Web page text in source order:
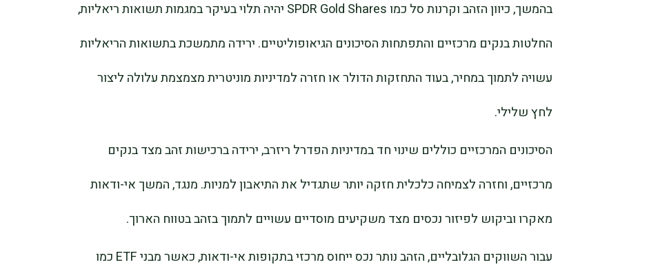
בהמשך, כיוון הזהב וקרנות סל כמו SPDR Gold Shares יהיה תלוי בעיקר במגמות תשואות ריאליות,
החלטות בנקים מרכזיים והתפתחות הסיכונים הגיאופוליטיים. ירידה מתמשכת בתשואות הריאליות
עשויה לתמוך במחיר, בעוד התחזקות הדולר או חזרה למדיניות מוניטרית מצמצמת עלולה ליצור
לחץ שלילי.
הסיכונים המרכזיים כוללים שינוי חד במדיניות הפדרל ריזרב, ירידה ברכישות זהב מצד בנקים
מרכזיים, וחזרה לצמיחה כלכלית חזקה יותר שתגדיל את התיאבון למניות. מנגד, המשך אי-ודאות
מאקרו וביקוש לפיזור נכסים מצד משקיעים מוסדיים עשויים לתמוך בזהב בטווח הארוך.
עבור השווקים הגלובליים, הזהב נותר נכס ייחוס מרכזי בתקופות אי-ודאות, כאשר מבני ETF כמו